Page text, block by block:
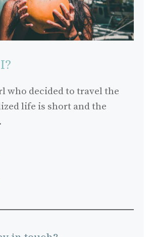
who decided to travel the
life is short and the